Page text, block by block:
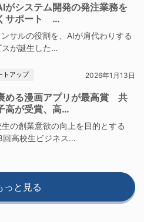
がシステム開発の発注業務を
サポート …
サルの役割を、AIが肩代わりする
スが誕生した…
トアップ 2026年1月13日
める漫画アプリが最高賞 共
高が受賞、高…
の創業意欲の向上を目的とする
回高校生ビジネス…
っと見る